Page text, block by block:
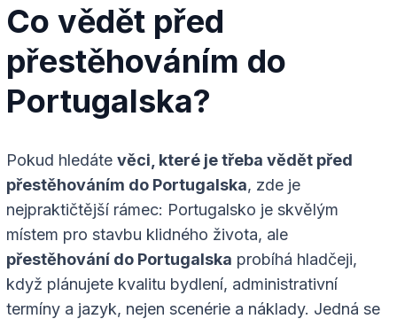
Co vědět před
přestěhováním do
Portugalska?
Pokud hledáte věci, které je třeba vědět před
přestěhováním do Portugalska, zde je
nejpraktičtější rámec: Portugalsko je skvělým
místem pro stavbu klidného života, ale
přestěhování do Portugalska probíhá hladčeji,
když plánujete kvalitu bydlení, administrativní
termíny a jazyk, nejen scenérie a náklady. Jedná se